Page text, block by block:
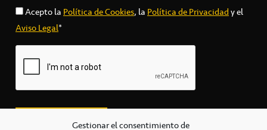
Gestionar el consentimiento de
Acepto laPolítica de Cookies, laPolítica de Privacidady el
Aviso Legal*